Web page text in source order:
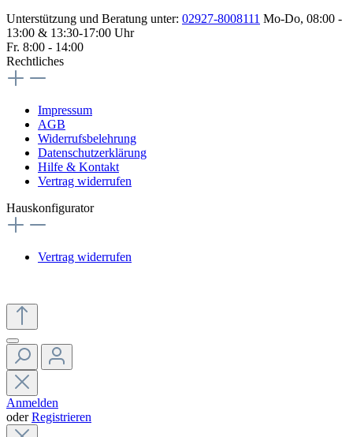
Unterstützung und Beratung unter: 02927-8008111 Mo-Do, 08:00 -
13:00 & 13:30-17:00 Uhr
Fr. 8:00 - 14:00
Rechtliches
Impressum
AGB
Widerrufsbelehrung
Datenschutzerklärung
Hilfe & Kontakt
Vertrag widerrufen
Hauskonfigurator
Vertrag widerrufen
Anmelden
oderRegistrieren